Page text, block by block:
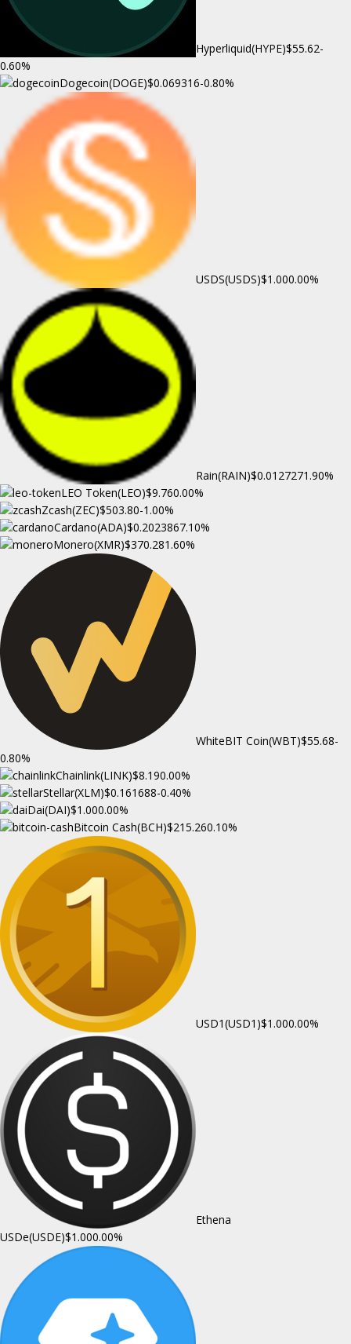
Hyperliquid(HYPE)$55.62-
0.60%
Dogecoin(DOGE)$0.069316-0.80%
USDS(USDS)$1.000.00%
Rain(RAIN)$0.0127271.90%
LEO Token(LEO)$9.760.00%
Zcash(ZEC)$503.80-1.00%
Cardano(ADA)$0.2023867.10%
Monero(XMR)$370.281.60%
WhiteBIT Coin(WBT)$55.68-
0.80%
Chainlink(LINK)$8.190.00%
Stellar(XLM)$0.161688-0.40%
Dai(DAI)$1.000.00%
Bitcoin Cash(BCH)$215.260.10%
USD1(USD1)$1.000.00%
Ethena
USDe(USDE)$1.000.00%